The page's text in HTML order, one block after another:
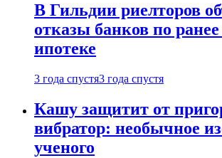
В Гильдии риелторов
отказы банков по
ипотеке
3 года спустя3 года спустя
Кашу защитит от
вибратор: необычное
ученого